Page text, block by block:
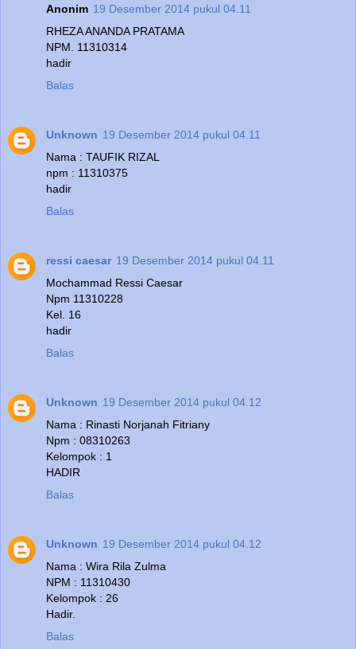
Anonim 19 Desember 2014 pukul 04.11
RHEZA ANANDA PRATAMA
NPM. 11310314
hadir
Balas
Unknown 19 Desember 2014 pukul 04.11
Nama : TAUFIK RIZAL
npm : 11310375
hadir
Balas
ressi caesar 19 Desember 2014 pukul 04.11
Mochammad Ressi Caesar
Npm 11310228
Kel. 16
hadir
Balas
Unknown 19 Desember 2014 pukul 04.12
Nama : Rinasti Norjanah Fitriany
Npm : 08310263
Kelompok : 1
HADIR
Balas
Unknown 19 Desember 2014 pukul 04.12
Nama : Wira Rila Zulma
NPM : 11310430
Kelompok : 26
Hadir.
Balas